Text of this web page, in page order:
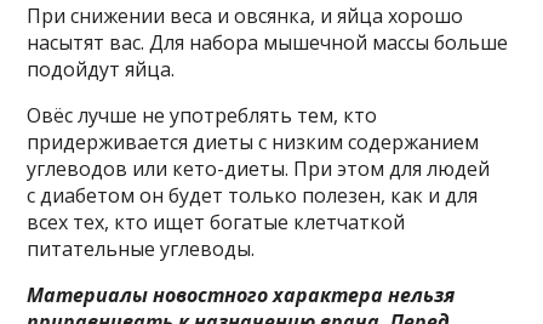
При снижении веса и овсянка, и яйца хорошо
насытят вас. Для набора мышечной массы больше
подойдут яйца.
Овёс лучше не употреблять тем, кто
придерживается диеты с низким содержанием
углеводов или кето-диеты. При этом для людей
с диабетом он будет только полезен, как и для
всех тех, кто ищет богатые клетчаткой
питательные углеводы.
Материалы новостного характера нельзя